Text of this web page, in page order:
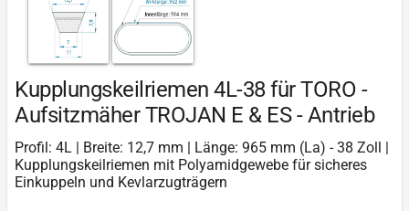
Kupplungskeilriemen 4L-38 für TORO -
Aufsitzmäher TROJAN E & ES - Antrieb
Profil: 4L | Breite: 12,7 mm | Länge: 965 mm (La) - 38 Zoll |
Kupplungskeilriemen mit Polyamidgewebe für sicheres
Einkuppeln und Kevlarzugträgern